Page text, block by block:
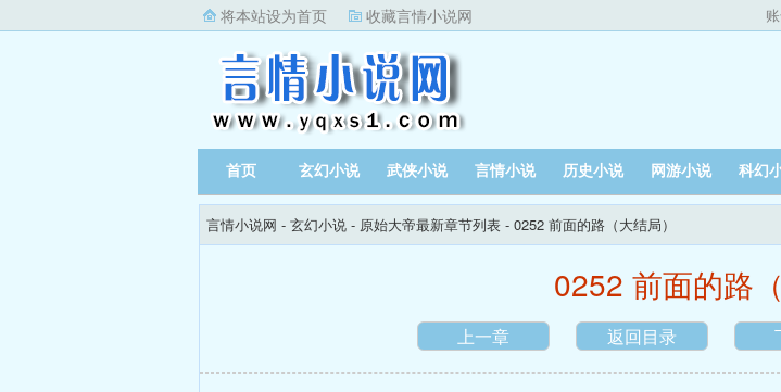
将本站设为首页 收藏言情小说网
首页 玄幻小说 武侠小说 言情小说 历史小说 网游小说 科幻
言情小说网 - 玄幻小说 - 原始大帝最新章节列表 - 0252 前面的路（大结局）
0252 前面的路
上一章 返回目录